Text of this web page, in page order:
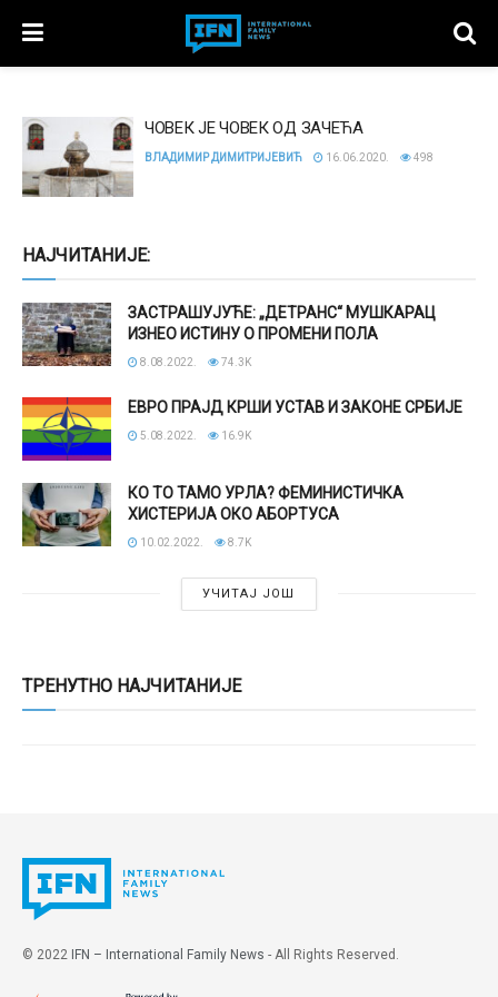
ЧОВЕК ЈЕ ЧОВЕК ОД ЗАЧЕЋА
ВЛАДИМИР ДИМИТРИЈЕВИЋ 16.06.2020. 498
НАЈЧИТАНИЈЕ:
ЗАСТРАШУЈУЋЕ: „ДЕТРАНС“ МУШКАРАЦ
ИЗНЕО ИСТИНУ О ПРОМЕНИ ПОЛА
8.08.2022. 74.3K
ЕВРО ПРАЈД КРШИ УСТАВ И ЗАКОНЕ СРБИЈЕ
5.08.2022. 16.9K
КО ТО ТАМО УРЛА? ФЕМИНИСТИЧКА
ХИСТЕРИЈА ОКО АБОРТУСА
10.02.2022. 8.7K
УЧИТАЈ ЈОШ
ТРЕНУТНО НАЈЧИТАНИЈЕ
© 2022 IFN – International Family News - All Rights Reserved.